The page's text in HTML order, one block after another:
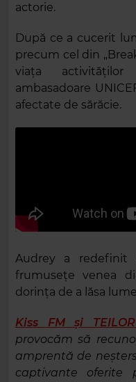
actorie.
După ce a cucerit
precum cel din
viața
ambasadoare
afectate de sărăcie.
Audrey a redefinit
frumusețe venea
dorința de a lăsa
Kiss FM și
provocăm să
amprentă de
captivante oferite